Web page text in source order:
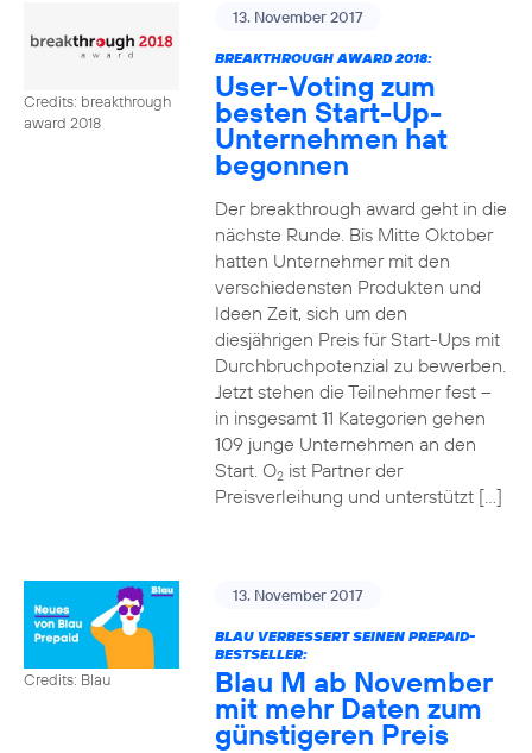
Credits: breakthrough
award 2018
13. November 2017
BREAKTHROUGH AWARD 2018:
User-Voting zum
besten Start-Up-
Unternehmen hat
begonnen
Der breakthrough award geht in die
nächste Runde. Bis Mitte Oktober
hatten Unternehmer mit den
verschiedensten Produkten und
Ideen Zeit, sich um den
diesjährigen Preis für Start-Ups mit
Durchbruchpotenzial zu bewerben.
Jetzt stehen die Teilnehmer fest –
in insgesamt 11 Kategorien gehen
109 junge Unternehmen an den
Start. O2ist Partner der
Preisverleihung und unterstützt […]
Credits: Blau
13. November 2017
BLAU VERBESSERT SEINEN PREPAID-
BESTSELLER:
Blau M ab November
mit mehr Daten zum
günstigeren Preis